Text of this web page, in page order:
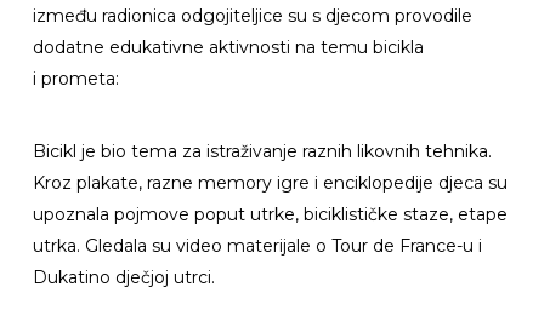
između radionica odgojiteljice su s djecom provodile
dodatne edukativne aktivnosti na temu bicikla
i prometa:
Bicikl je bio tema za istraživanje raznih likovnih tehnika.
Kroz plakate, razne memory igre i enciklopedije djeca su
upoznala pojmove poput utrke, biciklističke staze, etape
utrka. Gledala su video materijale o Tour de France-u i
Dukatino dječjoj utrci.